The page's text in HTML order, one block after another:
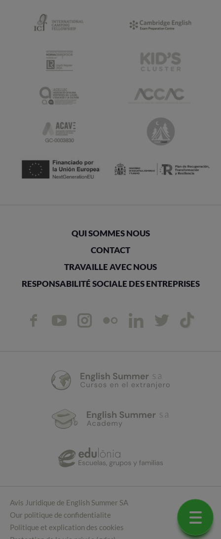
QUI SOMMES NOUS
CONTACT
TRAVAILLE AVEC NOUS
RESPONSABILITÉ SOCIALE DES ENTREPRISES
Avis Juridique de English Summer SA
Our politique de confidentialite
Politique et explication des cookies